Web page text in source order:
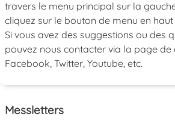
travers le menu principal sur la
cliquez sur le bouton de menu en
Si vous avez des suggestions ou des
pouvez nous contacter via la page de
Facebook, Twitter, Youtube, etc.
Messletters